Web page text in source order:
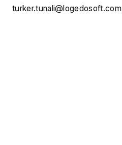
turker.tunali@logedosoft.com